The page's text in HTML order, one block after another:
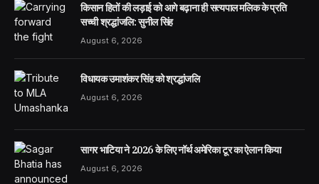
किसान हितों की लड़ाई को आगे बढ़ाना ही सत्यपाल मलिक के प्रति
सच्ची श्रद्धांजलि: सुनील सिंह
August 6, 2026
विधायक उमाशंकर सिंह को श्रद्धांजलि
August 6, 2026
सागर भाटिया ने 2026 के लिए नॉर्थ अमेरिका टूर का ऐलान किया
August 6, 2026